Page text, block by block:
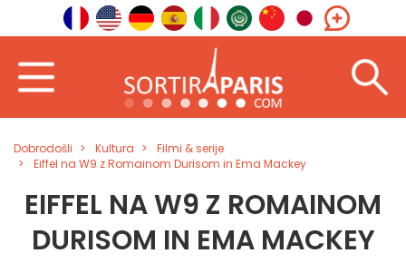
Dobrodošli Kultura
Filmi & serije
Eiffel na W9 z Romainom Durisom in Ema Mackey
EIFFEL NA W9 Z ROMAINOM
DURISOM IN EMA MACKEY